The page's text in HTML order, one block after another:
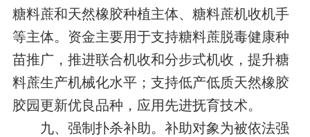
糖料蔗和天然橡胶种植主体、糖料蔗机收机手
等主体。资金主要用于支持糖料蔗脱毒健康种
苗推广，推进联合机收和分步式机收，提升糖
料蔗生产机械化水平；支持低产低质天然橡胶
胶园更新优良品种，应用先进抚育技术。
九、强制扑杀补助。补助对象为被依法强